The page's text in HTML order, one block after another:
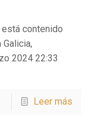
contenido
2024 22:33
Leer más